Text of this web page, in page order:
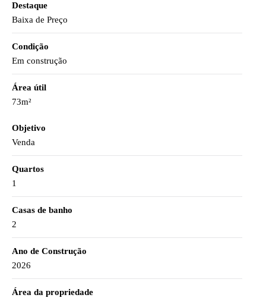
Destaque
Baixa de Preço
Condição
Em construção
Área útil
73m²
Objetivo
Venda
Quartos
1
Casas de banho
2
Ano de Construção
2026
Área da propriedade